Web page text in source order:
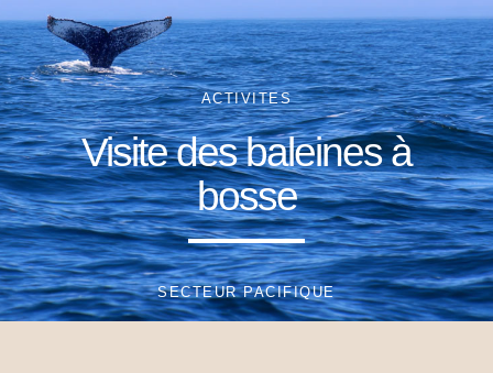
ACTIVITES
Visite des baleines à
bosse
SECTEUR PACIFIQUE